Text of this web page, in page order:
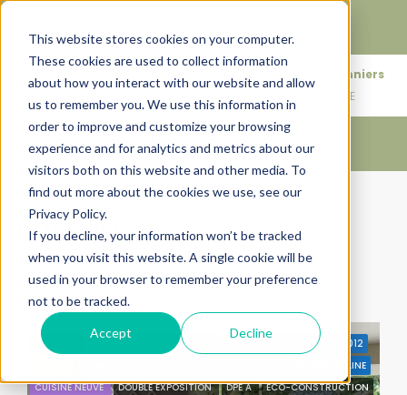
This website stores cookies on your computer.
These cookies are used to collect information
about how you interact with our website and allow
us to remember you. We use this information in
order to improve and customize your browsing
experience and for analytics and metrics about our
visitors both on this website and other media. To
find out more about the cookies we use, see our
Privacy Policy.
If you decline, your information won’t be tracked
when you visit this website. A single cookie will be
used in your browser to remember your preference
not to be tracked.
Accept Decline
patrimoine.
76 rue des Amidonniers
31000 TOULOUSE
Accueil T3 Loggia
T3 Loggia
6 Propriétés
Trier par: Ordre par défaut
A VENDRE BY URBANHOUSE360.COM PROGRAMME NEUF
RT2012
CONTEMPORAINE
CUISINE NEUVE
DOUBLE EXPOSITION DPE A
ECO-CONSTRUCTION